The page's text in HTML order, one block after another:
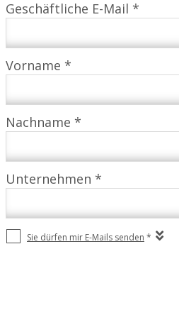
Geschäftliche E-Mail *
Vorname *
Nachname *
Unternehmen *
Sie dürfen mir E-Mails senden *